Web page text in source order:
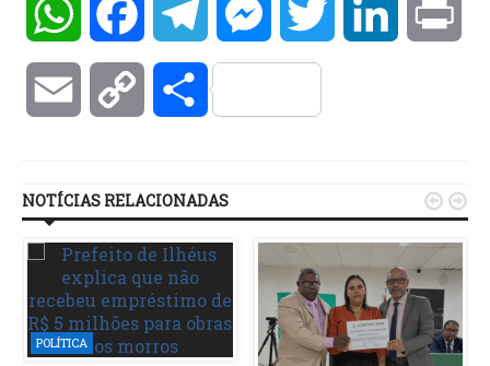
WhatsAppFacebookTelegramMessengerTwitter LinkedIn
Email Copy Compartilhar
NOTÍCIAS RELACIONADAS
POLÍTICA
 